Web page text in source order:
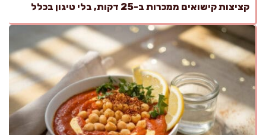
קציצות קישואים ממכרות ב-25 דקות, בלי טיגון בכלל